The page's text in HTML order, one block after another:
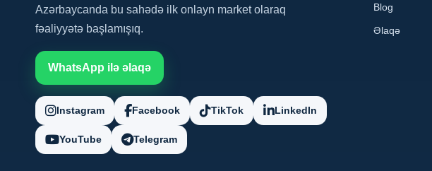
Azərbaycanda bu sahədə ilk onlayn market olaraq
fəaliyyətə başlamışıq.
WhatsApp ilə əlaqə
Instagram Facebook TikTok LinkedIn
YouTube Telegram
Blog
Əlaqə